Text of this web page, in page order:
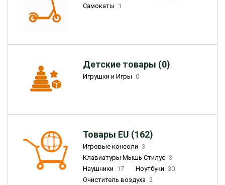
Самокаты 1
Детские товары (0)
Игрушки и Игры 0
Товары EU (162)
Игровые консоли 3
Клавиатуры Мышь Стилус 3
Наушники 17 Ноутбуки 30
Очиститель воздуха 2